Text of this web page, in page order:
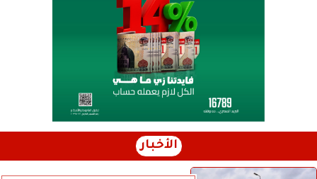
الأخبار